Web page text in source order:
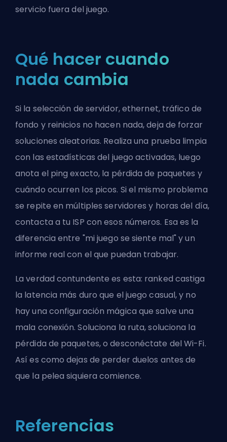
servicio fuera del juego.
Qué hacer cuando
nada cambia
Si la selección de servidor, ethernet, tráfico de
fondo y reinicios no hacen nada, deja de forzar
soluciones aleatorias. Realiza una prueba limpia
con las estadísticas del juego activadas, luego
anota el ping exacto, la pérdida de paquetes y
cuándo ocurren los picos. Si el mismo problema
se repite en múltiples servidores y horas del día,
contacta a tu ISP con esos números. Esa es la
diferencia entre "mi juego se siente mal" y un
informe real con el que puedan trabajar.
La verdad contundente es esta: ranked castiga
la latencia más duro que el juego casual, y no
hay una configuración mágica que salve una
mala conexión. Soluciona la ruta, soluciona la
pérdida de paquetes, o desconéctate del Wi-Fi.
Así es como dejas de perder duelos antes de
que la pelea siquiera comience.
Referencias